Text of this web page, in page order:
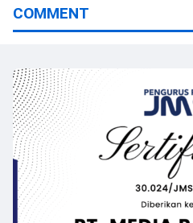
COMMENT